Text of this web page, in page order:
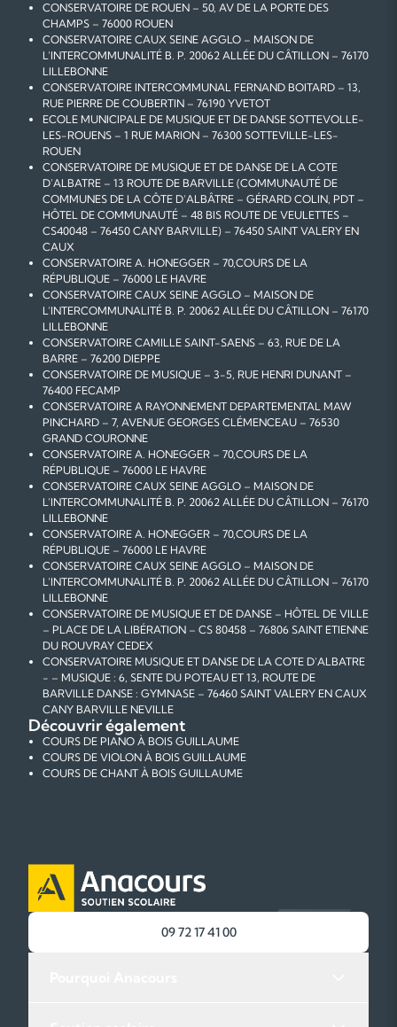
CONSERVATOIRE DE ROUEN – 50, AV DE LA PORTE DES
CHAMPS – 76000 ROUEN
CONSERVATOIRE CAUX SEINE AGGLO – MAISON DE
L’INTERCOMMUNALITÉ B. P. 20062 ALLÉE DU CÂTILLON – 76170
LILLEBONNE
CONSERVATOIRE INTERCOMMUNAL FERNAND BOITARD – 13,
RUE PIERRE DE COUBERTIN – 76190 YVETOT
ECOLE MUNICIPALE DE MUSIQUE ET DE DANSE SOTTEVOLLE-
LES-ROUENS – 1 RUE MARION – 76300 SOTTEVILLE-LES-
ROUEN
CONSERVATOIRE DE MUSIQUE ET DE DANSE DE LA COTE
D'ALBATRE – 13 ROUTE DE BARVILLE (COMMUNAUTÉ DE
COMMUNES DE LA CÔTE D’ALBÂTRE – GÉRARD COLIN, PDT –
HÔTEL DE COMMUNAUTÉ – 48 BIS ROUTE DE VEULETTES –
CS40048 – 76450 CANY BARVILLE) – 76450 SAINT VALERY EN
CAUX
CONSERVATOIRE A. HONEGGER – 70,COURS DE LA
RÉPUBLIQUE – 76000 LE HAVRE
CONSERVATOIRE CAUX SEINE AGGLO – MAISON DE
L’INTERCOMMUNALITÉ B. P. 20062 ALLÉE DU CÂTILLON – 76170
LILLEBONNE
CONSERVATOIRE CAMILLE SAINT-SAENS – 63, RUE DE LA
BARRE – 76200 DIEPPE
CONSERVATOIRE DE MUSIQUE – 3-5, RUE HENRI DUNANT –
76400 FECAMP
CONSERVATOIRE A RAYONNEMENT DEPARTEMENTAL MAW
PINCHARD – 7, AVENUE GEORGES CLÉMENCEAU – 76530
GRAND COURONNE
CONSERVATOIRE A. HONEGGER – 70,COURS DE LA
RÉPUBLIQUE – 76000 LE HAVRE
CONSERVATOIRE CAUX SEINE AGGLO – MAISON DE
L’INTERCOMMUNALITÉ B. P. 20062 ALLÉE DU CÂTILLON – 76170
LILLEBONNE
CONSERVATOIRE A. HONEGGER – 70,COURS DE LA
RÉPUBLIQUE – 76000 LE HAVRE
CONSERVATOIRE CAUX SEINE AGGLO – MAISON DE
L’INTERCOMMUNALITÉ B. P. 20062 ALLÉE DU CÂTILLON – 76170
LILLEBONNE
CONSERVATOIRE DE MUSIQUE ET DE DANSE – HÔTEL DE VILLE
– PLACE DE LA LIBÉRATION – CS 80458 – 76806 SAINT ETIENNE
DU ROUVRAY CEDEX
CONSERVATOIRE MUSIQUE ET DANSE DE LA COTE D'ALBATRE
- – MUSIQUE : 6, SENTE DU POTEAU ET 13, ROUTE DE
BARVILLE DANSE : GYMNASE – 76460 SAINT VALERY EN CAUX
CANY BARVILLE NEVILLE
Découvrir également
COURS DE PIANO À BOIS GUILLAUME
COURS DE VIOLON À BOIS GUILLAUME
COURS DE CHANT À BOIS GUILLAUME
09 72 17 41 00